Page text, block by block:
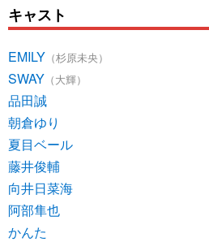
キャスト
EMILY （杉原未央）
SWAY （大輝）
品田誠
朝倉ゆり
夏目ベール
藤井俊輔
向井日菜海
阿部隼也
かんた